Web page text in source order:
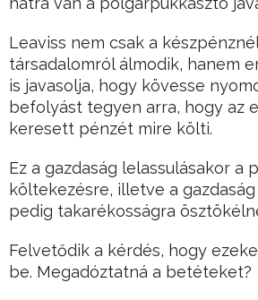
Leaviss nem csak a
társadalomról álmodik, hanem
is javasolja, hogy kövesse
befolyást tegyen arra, hogy az
keresett pénzét mire költi.
Ez a gazdaság lelassulásakor a
költekezésre, illetve a
pedig takarékosságra
Felvetődik a kérdés, hogy
be. Megadóztatná a betéteket?